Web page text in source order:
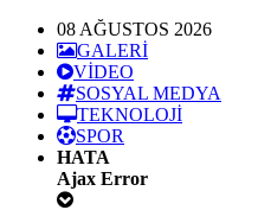
08 AĞUSTOS 2026
GALERİ
VİDEO
SOSYAL MEDYA
TEKNOLOJİ
SPOR
HATA
Ajax Error